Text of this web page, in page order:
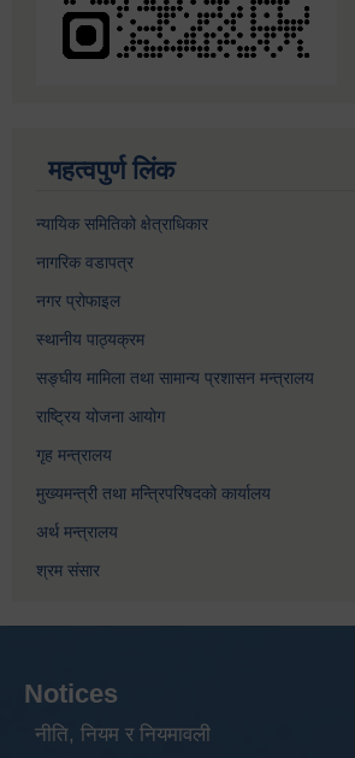
महत्वपुर्ण लिंक
न्यायिक समितिको क्षेत्राधिकार
नागरिक वडापत्र
नगर प्रोफाइल
स्थानीय पाठ्यक्रम
सङ्घीय मामिला तथा सामान्य प्रशासन मन्त्रालय
राष्ट्रिय योजना आयोग
गृह मन्त्रालय
मुख्यमन्त्री तथा मन्त्रिपरिषदको कार्यालय
अर्थ मन्त्रालय
श्रम संसार
Notices
नीति, नियम र नियमावली